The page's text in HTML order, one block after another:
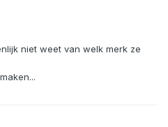
niet weet van welk merk ze